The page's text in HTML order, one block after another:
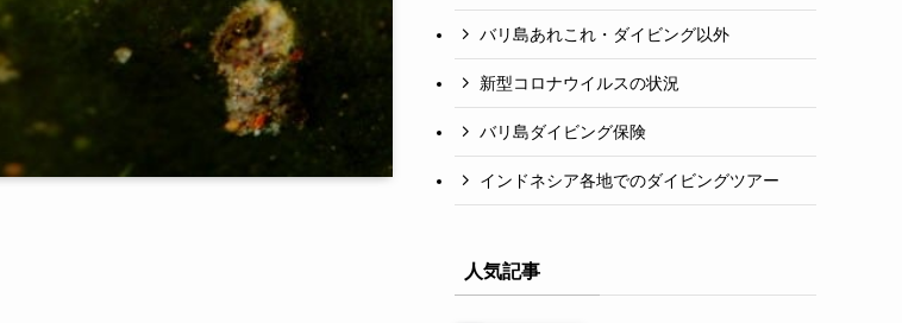
バリ島あれこれ・ダイビング以外
新型コロナウイルスの状況
バリ島ダイビング保険
インドネシア各地でのダイビングツアー
人気記事